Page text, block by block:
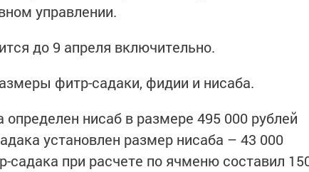
управлении.
до 9 апреля включительно.
фитр-садаки, фидии и нисаба.
нисаб в размере 495 000 рублей
установлен размер нисаба – 43 000
садака при расчете по ячменю составил